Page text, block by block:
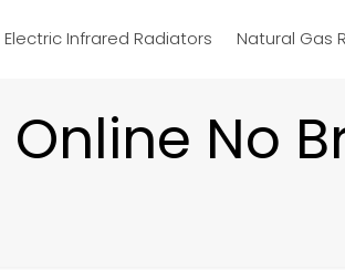
Electric Infrared Radiators Natural Gas
No